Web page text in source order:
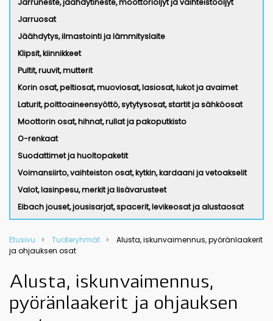
Jarruneste, jäähdytineste, moottoriöljyt ja vaihteistoöljyt
Jarruosat
Jäähdytys, ilmastointi ja lämmityslaite
Klipsit, kiinnikkeet
Pultit, ruuvit, mutterit
Korin osat, peltiosat, muoviosat, lasiosat, lukot ja avaimet
Laturit, polttoaineensyöttö, sytytysosat, startit ja sähköosat
Moottorin osat, hihnat, rullat ja pakoputkisto
O-renkaat
Suodattimet ja huoltopaketit
Voimansiirto, vaihteiston osat, kytkin, kardaani ja vetoakselit
Valot, lasinpesu, merkit ja lisävarusteet
Eibach jouset, jousisarjat, spacerit, levikeosat ja alustaosat
Etusivu Tuoteryhmät
Alusta, iskunvaimennus, pyöränlaakerit
ja ohjauksen osat
Alusta, iskunvaimennus,
pyöränlaakerit ja ohjauksen